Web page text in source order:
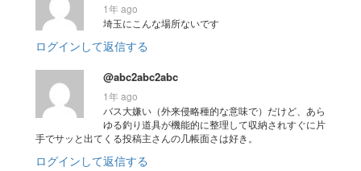
1年 ago
埼玉にこんな場所ないです
ログインして返信する
@abc2abc2abc
1年 ago
バス大嫌い（外来侵略種的な意味で）だけど、あら
ゆる釣り道具が機能的に整理して収納されすぐに片
手でサッと出てくる投稿主さんの几帳面さは好き。
ログインして返信する